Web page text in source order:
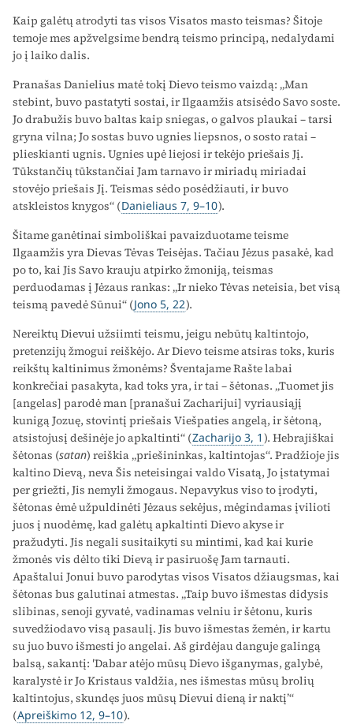
Kaip galėtų atrodyti tas visos Visatos masto teismas? Šitoje
temoje mes apžvelgsime bendrą teismo principą, nedalydami
jo į laiko dalis.
Pranašas Danielius matė tokį Dievo teismo vaizdą: „Man
stebint, buvo pastatyti sostai, ir Ilgaamžis atsisėdo Savo soste.
Jo drabužis buvo baltas kaip sniegas, o galvos plaukai – tarsi
gryna vilna; Jo sostas buvo ugnies liepsnos, o sosto ratai –
plieskianti ugnis. Ugnies upė liejosi ir tekėjo priešais Jį.
Tūkstančių tūkstančiai Jam tarnavo ir miriadų miriadai
stovėjo priešais Jį. Teismas sėdo posėdžiauti, ir buvo
atskleistos knygos“ (Danieliaus 7, 9–10).
Šitame ganėtinai simboliškai pavaizduotame teisme
Ilgaamžis yra Dievas Tėvas Teisėjas. Tačiau Jėzus pasakė, kad
po to, kai Jis Savo krauju atpirko žmoniją, teismas
perduodamas į Jėzaus rankas: „Ir nieko Tėvas neteisia, bet visą
teismą pavedė Sūnui“ (Jono 5, 22).
Nereiktų Dievui užsiimti teismu, jeigu nebūtų kaltintojo,
pretenzijų žmogui reiškėjo. Ar Dievo teisme atsiras toks, kuris
reikštų kaltinimus žmonėms? Šventajame Rašte labai
konkrečiai pasakyta, kad toks yra, ir tai – šėtonas. „Tuomet jis
[angelas] parodė man [pranašui Zacharijui] vyriausiąjį
kunigą Jozuę, stovintį priešais Viešpaties angelą, ir šėtoną,
atsistojusį dešinėje jo apkaltinti“ (Zacharijo 3, 1 ). Hebrajiškai
šėtonas (satan) reiškia „priešininkas, kaltintojas“. Pradžioje jis
kaltino Dievą, neva Šis neteisingai valdo Visatą, Jo įstatymai
per griežti, Jis nemyli žmogaus. Nepavykus viso to įrodyti,
šėtonas ėmė užpuldinėti Jėzaus sekėjus, mėgindamas įvilioti
juos į nuodėmę, kad galėtų apkaltinti Dievo akyse ir
pražudyti. Jis negali susitaikyti su mintimi, kad kai kurie
žmonės vis dėlto tiki Dievą ir pasiruošę Jam tarnauti.
Apaštalui Jonui buvo parodytas visos Visatos džiaugsmas, kai
šėtonas bus galutinai atmestas. „Taip buvo išmestas didysis
slibinas, senoji gyvatė, vadinamas velniu ir šėtonu, kuris
suvedžiodavo visą pasaulį. Jis buvo išmestas žemėn, ir kartu
su juo buvo išmesti jo angelai. Aš girdėjau danguje galingą
balsą, sakantį: ′Dabar atėjo mūsų Dievo išganymas, galybė,
karalystė ir Jo Kristaus valdžia, nes išmestas mūsų brolių
kaltintojus, skundęs juos mūsų Dievui dieną ir naktį’“
(Apreiškimo 12, 9–10).